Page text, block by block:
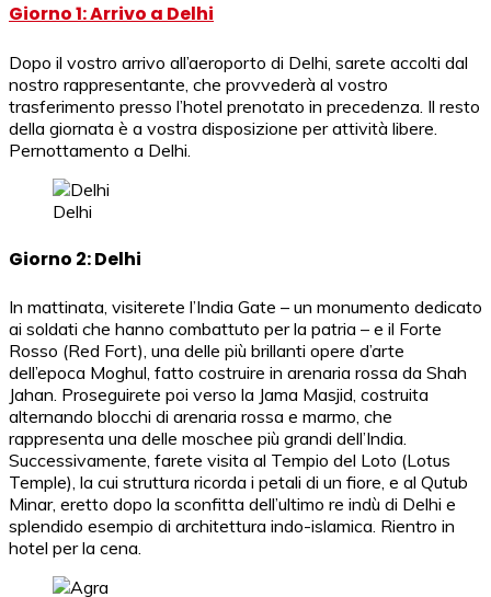
Giorno 1: Arrivo a Delhi
Dopo il vostro arrivo all’aeroporto di Delhi, sarete accolti dal
nostro rappresentante, che provvederà al vostro
trasferimento presso l’hotel prenotato in precedenza. Il resto
della giornata è a vostra disposizione per attività libere.
Pernottamento a Delhi.
Delhi
Giorno 2: Delhi
In mattinata, visiterete l’India Gate – un monumento dedicato
ai soldati che hanno combattuto per la patria – e il Forte
Rosso (Red Fort), una delle più brillanti opere d’arte
dell’epoca Moghul, fatto costruire in arenaria rossa da Shah
Jahan. Proseguirete poi verso la Jama Masjid, costruita
alternando blocchi di arenaria rossa e marmo, che
rappresenta una delle moschee più grandi dell’India.
Successivamente, farete visita al Tempio del Loto (Lotus
Temple), la cui struttura ricorda i petali di un fiore, e al Qutub
Minar, eretto dopo la sconfitta dell’ultimo re indù di Delhi e
splendido esempio di architettura indo-islamica. Rientro in
hotel per la cena.